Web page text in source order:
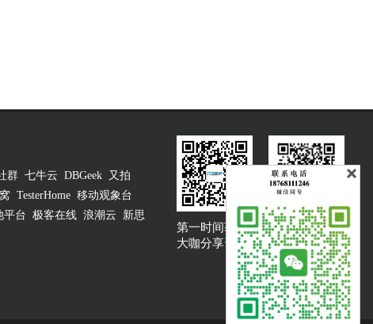
群 七牛云 DBGeek
又拍
TesterHome 移动观象台
平台 极客在线 浪潮云
新思
第一时间获取
大咖分享资讯
大咖说吐槽客服